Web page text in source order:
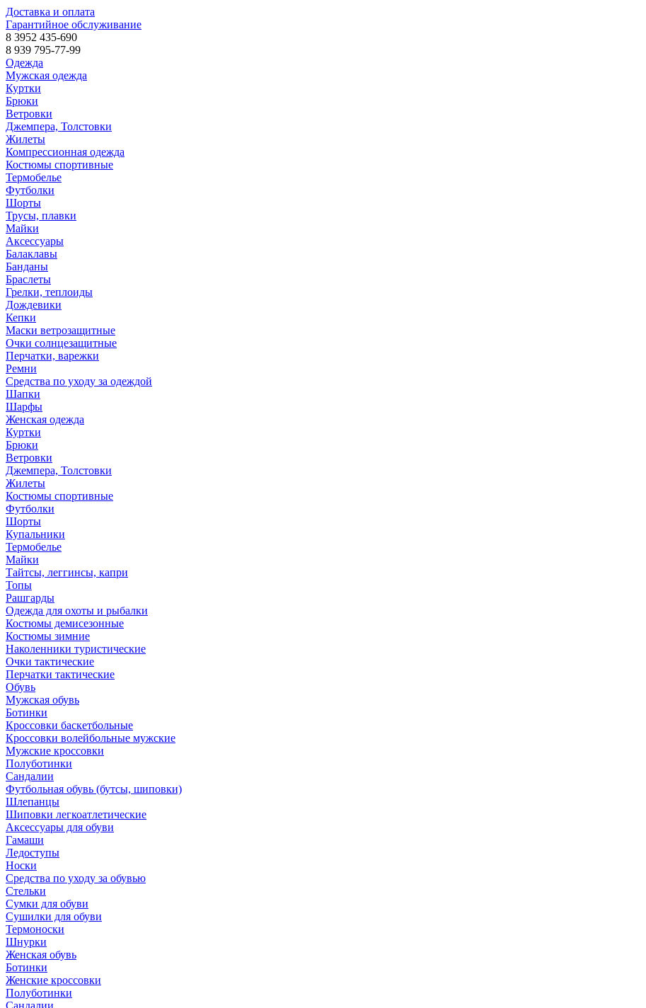
Доставка и оплата
Гарантийное обслуживание
8 3952 435-690
8 939 795-77-99
Одежда
Мужская одежда
Куртки
Брюки
Ветровки
Джемпера, Толстовки
Жилеты
Компрессионная одежда
Костюмы спортивные
Термобелье
Футболки
Шорты
Трусы, плавки
Майки
Аксессуары
Балаклавы
Банданы
Браслеты
Грелки, теплоиды
Дождевики
Кепки
Маски ветрозащитные
Очки солнцезащитные
Перчатки, варежки
Ремни
Средства по уходу за одеждой
Шапки
Шарфы
Женская одежда
Куртки
Брюки
Ветровки
Джемпера, Толстовки
Жилеты
Костюмы спортивные
Футболки
Шорты
Купальники
Термобелье
Майки
Тайтсы, леггинсы, капри
Топы
Рашгарды
Одежда для охоты и рыбалки
Костюмы демисезонные
Костюмы зимние
Наколенники туристические
Очки тактические
Перчатки тактические
Обувь
Мужская обувь
Ботинки
Кроссовки баскетбольные
Кроссовки волейбольные мужские
Мужские кроссовки
Полуботинки
Сандалии
Футбольная обувь (бутсы, шиповки)
Шлепанцы
Шиповки легкоатлетические
Аксессуары для обуви
Гамаши
Ледоступы
Носки
Средства по уходу за обувью
Стельки
Сумки для обуви
Сушилки для обуви
Термоноски
Шнурки
Женская обувь
Ботинки
Женские кроссовки
Полуботинки
Сандалии